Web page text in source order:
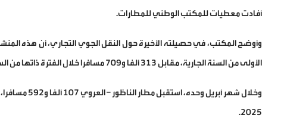
أفادت معطيات للمكتب الوطني للمطارات.
الأولى من السنة الجارية، مقابل 313 ألفا و709 مسافرا خلال الفترة ذاتها من السنة المنصرمة.
2025.